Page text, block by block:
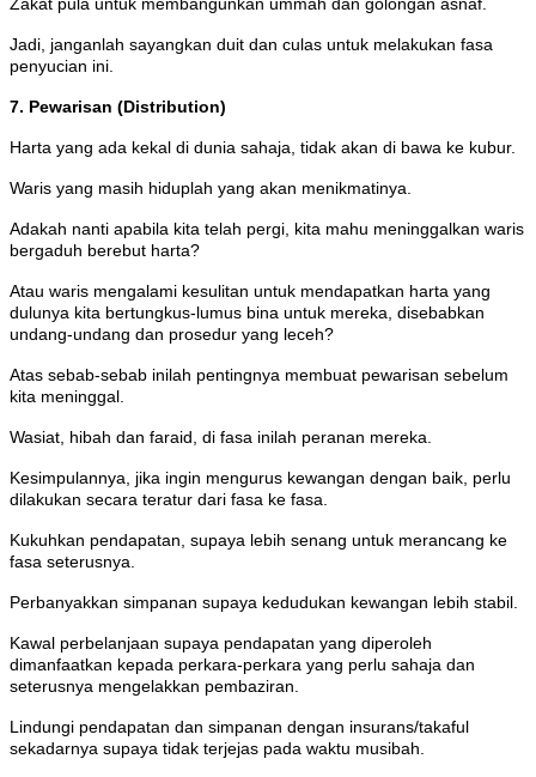
Jadi, janganlah sayangkan duit dan culas untuk melakukan fasa
penyucian ini.
7. Pewarisan (Distribution)
Harta yang ada kekal di dunia sahaja, tidak akan di bawa ke kubur.
Waris yang masih hiduplah yang akan menikmatinya.
Adakah nanti apabila kita telah pergi, kita mahu meninggalkan waris
bergaduh berebut harta?
Atau waris mengalami kesulitan untuk mendapatkan harta yang
dulunya kita bertungkus-lumus bina untuk mereka, disebabkan
undang-undang dan prosedur yang leceh?
Atas sebab-sebab inilah pentingnya membuat pewarisan sebelum
kita meninggal.
Wasiat, hibah dan faraid, di fasa inilah peranan mereka.
Kesimpulannya, jika ingin mengurus kewangan dengan baik, perlu
dilakukan secara teratur dari fasa ke fasa.
Kukuhkan pendapatan, supaya lebih senang untuk merancang ke
fasa seterusnya.
Perbanyakkan simpanan supaya kedudukan kewangan lebih stabil.
Kawal perbelanjaan supaya pendapatan yang diperoleh
dimanfaatkan kepada perkara-perkara yang perlu sahaja dan
seterusnya mengelakkan pembaziran.
Lindungi pendapatan dan simpanan dengan insurans/takaful
sekadarnya supaya tidak terjejas pada waktu musibah.